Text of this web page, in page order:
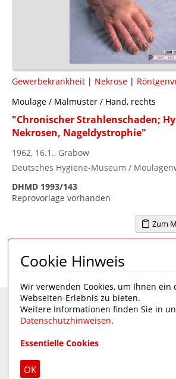
Gewerbekrankheit | Nekrose |
Moulage / Malmuster / Hand, rechts
"Chronischer Strahlenschaden;
Nekrosen, Nageldystrophie"
1962, 16.1., Grabow
Deutsches Hygiene-Museum /
DHMD 1993/143
Reprovorlage vorhanden
Zum
Seite 1 von 1
Eine Seite desDeutschen
Cookie Hinweis
Wir verwenden Cookies, um Ihnen ein
Webseiten-Erlebnis zu bieten.
Weitere Informationen finden Sie in
Datenschutzhinweisen.
Essentielle Cookies
OK